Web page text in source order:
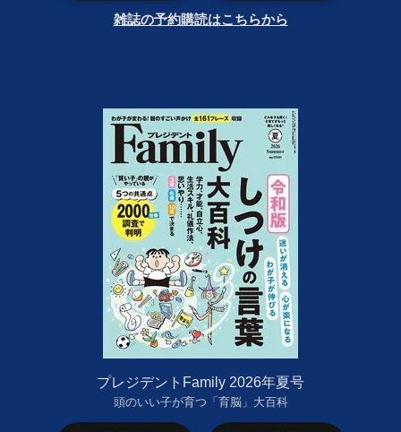
雑誌の予約購読はこちらから
プレジデントFamily 2026年夏号
頭のいい子が育つ「育脳」大百科